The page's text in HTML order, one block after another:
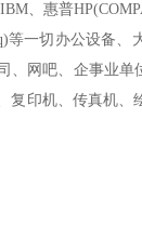
、惠普
等一切办公设备
、网吧、企事业单
印机、传真机、